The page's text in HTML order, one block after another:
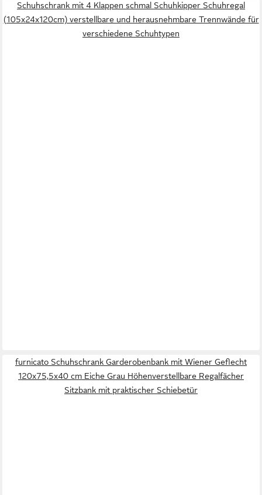
Schuhschrank mit 4 Klappen schmal Schuhkipper Schuhregal
(105x24x120cm) verstellbare und herausnehmbare Trennwände für
verschiedene Schuhtypen
furnicato Schuhschrank Garderobenbank mit Wiener Geflecht
120x75,5x40 cm Eiche Grau Höhenverstellbare Regalfächer
Sitzbank mit praktischer Schiebetür